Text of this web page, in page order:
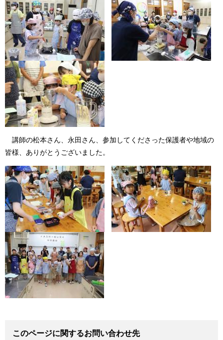
講師の松本さん、永田さん、参加してくださった保護者や地域の
皆様、ありがとうございました。
このページに関するお問い合わせ先